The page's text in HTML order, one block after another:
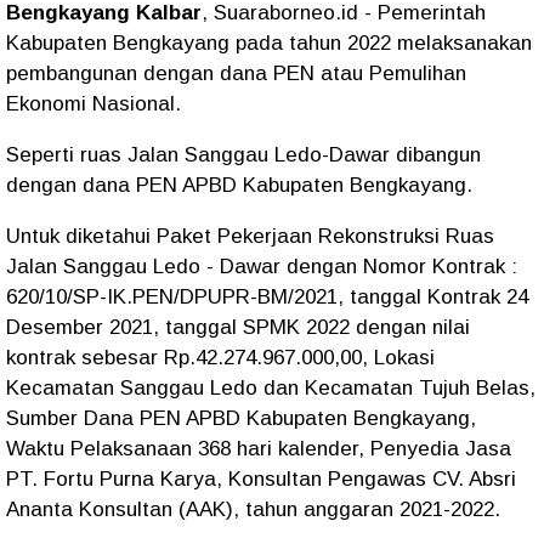
Bengkayang Kalbar, Suaraborneo.id - Pemerintah
Kabupaten Bengkayang pada tahun 2022 melaksanakan
pembangunan dengan dana PEN atau Pemulihan
Ekonomi Nasional.
Seperti ruas Jalan Sanggau Ledo-Dawar dibangun
dengan dana PEN APBD Kabupaten Bengkayang.
Untuk diketahui Paket Pekerjaan Rekonstruksi Ruas
Jalan Sanggau Ledo - Dawar dengan Nomor Kontrak :
620/10/SP-IK.PEN/DPUPR-BM/2021, tanggal Kontrak 24
Desember 2021, tanggal SPMK 2022 dengan nilai
kontrak sebesar Rp.42.274.967.000,00, Lokasi
Kecamatan Sanggau Ledo dan Kecamatan Tujuh Belas,
Sumber Dana PEN APBD Kabupaten Bengkayang,
Waktu Pelaksanaan 368 hari kalender, Penyedia Jasa
PT. Fortu Purna Karya, Konsultan Pengawas CV. Absri
Ananta Konsultan (AAK), tahun anggaran 2021-2022.